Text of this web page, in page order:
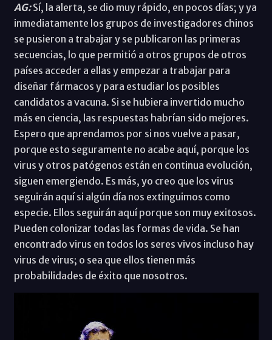
AG:Sí, la alerta, se dio muy rápido, en pocos días; y ya
inmediatamente los grupos de investigadores chinos
se pusieron a trabajar y se publicaron las primeras
secuencias, lo que permitió a otros grupos de otros
países acceder a ellas y empezar a trabajar para
diseñar fármacos y para estudiar los posibles
candidatos a vacuna. Si se hubiera invertido mucho
más en ciencia, las respuestas habrían sido mejores.
Espero que aprendamos por si nos vuelve a pasar,
porque esto seguramente no acabe aquí, porque los
virus y otros patógenos están en continua evolución,
siguen emergiendo. Es más, yo creo que los virus
seguirán aquí si algún día nos extinguimos como
especie. Ellos seguirán aquí porque son muy exitosos.
Pueden colonizar todas las formas de vida. Se han
encontrado virus en todos los seres vivos incluso hay
virus de virus; o sea que ellos tienen más
probabilidades de éxito que nosotros.